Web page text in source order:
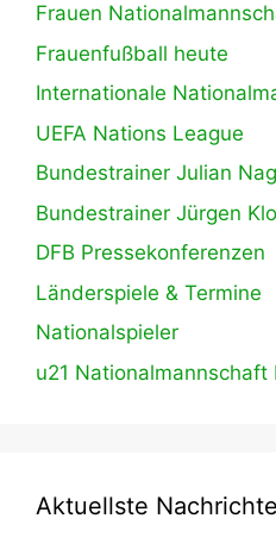
Frauen
Frauenfußball heute
Internationale
UEFA Nations League
Bundestrainer Julian
Bundestrainer Jürgen
DFB Pressekonferenzen
Länderspiele & Termine
Nationalspieler
u21 Nationalmannschaft
Aktuellste